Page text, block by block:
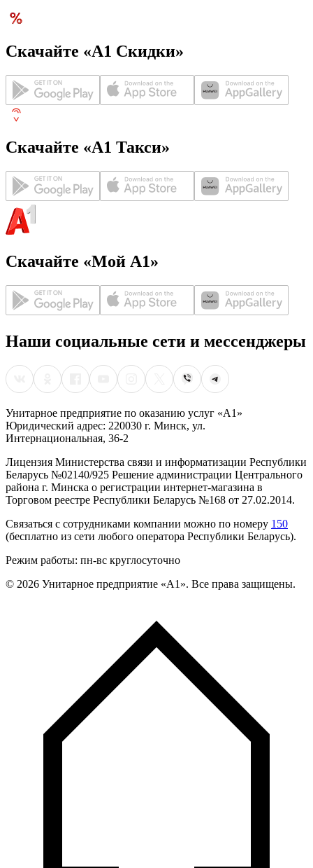
Скачайте «А1 Скидки»
Скачайте «А1 Такси»
Скачайте «Мой А1»
Наши социальные сети и мессенджеры
Унитарное предприятие по оказанию услуг «А1»
Юридический адрес: 220030 г. Минск, ул.
Интернациональная, 36-2
Лицензия Министерства связи и информатизации Республики
Беларусь №02140/925 Решение администрации Центрального
района г. Минска о регистрации интернет-магазина в
Торговом реестре Республики Беларусь №168 от 27.02.2014.
Связаться с сотрудниками компании можно по номеру 150
(бесплатно из сети любого оператора Республики Беларусь).
Режим работы: пн-вс круглосуточно
© 2026 Унитарное предприятие «А1». Все права защищены.